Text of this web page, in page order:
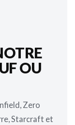
OU
Zero
Starcraft et